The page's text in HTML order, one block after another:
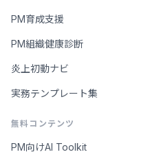
PM育成支援
PM組織健康診断
炎上初動ナビ
実務テンプレート集
無料コンテンツ
PM向けAI Toolkit